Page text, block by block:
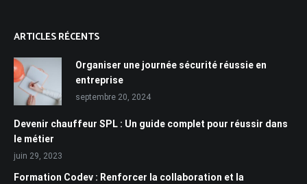
ARTICLES RÉCENTS
Organiser une journée sécurité réussie en
entreprise
septembre 20, 2024
Devenir chauffeur SPL : Un guide complet pour réussir dans
le métier
juin 29, 2023
Formation Codev : Renforcer la collaboration et la